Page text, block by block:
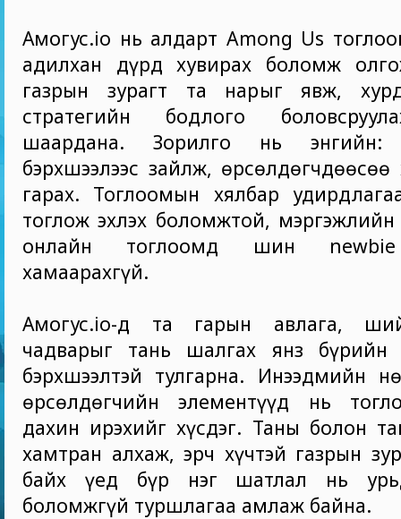
Амогус.io нь алдарт Among Us
адилхан дүрд хувирах боломж
газрын зурагт та нарыг явж,
стратегийн бодлого
шаардана. Зорилго нь
бэрхшээлээс зайлж,
гарах. Тоглоомын хялбар
тоглож эхлэх боломжтой, мэргэжлийн
онлайн тоглоомд шин newbie
хамаарахгүй.
Амогус.io-д та гарын авлага,
чадварыг тань шалгах янз бүрийн
бэрхшээлтэй тулгарна. Инээдмийн
өрсөлдөгчийн элементүүд нь
дахин ирэхийг хүсдэг. Таны болон
хамтран алхаж, эрч хүчтэй газрын
байх үед бүр нэг шатлал нь
боломжгүй туршлагаа амлаж байна.